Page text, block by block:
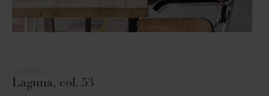
Laguna, col. 53